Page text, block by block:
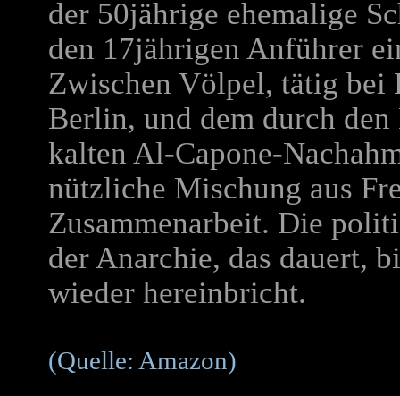
der 50jährige ehemalige
den 17jährigen Anführer
Zwischen Völpel, tätig bei
Berlin, und dem durch
kalten Al-Capone-
nützliche Mischung aus
Zusammenarbeit. Die
der Anarchie, das dauert,
wieder hereinbricht.
(Quelle: Amazon)